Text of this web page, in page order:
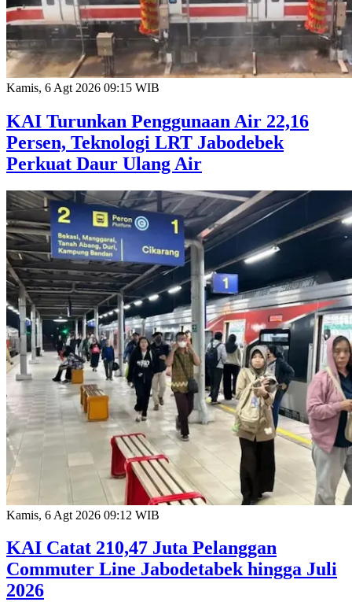
Kamis, 6 Agt 2026 09:15 WIB
KAI Turunkan Penggunaan Air 22,16
Persen, Teknologi LRT Jabodebek
Perkuat Daur Ulang Air
Kamis, 6 Agt 2026 09:12 WIB
KAI Catat 210,47 Juta Pelanggan
Commuter Line Jabodetabek hingga Juli
2026